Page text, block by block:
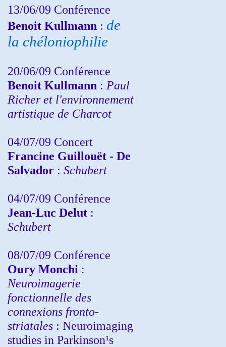
13/06/09 Conférence
Benoit Kullmann : de
la chéloniophilie
20/06/09 Conférence
Benoit Kullmann : Paul
Richer et l'environnement
artistique de Charcot
04/07/09 Concert
Francine Guillouët - De
Salvador : Schubert
04/07/09 Conférence
Jean-Luc Delut :
Schubert
08/07/09 Conférence
Oury Monchi :
Neuroimagerie
fonctionnelle des
connexions fronto-
striatales : Neuroimaging
studies in Parkinson¹s